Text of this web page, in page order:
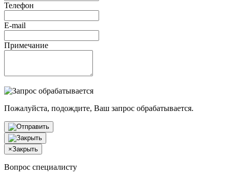
Телефон
E-mail
Примечание
Пожалуйста, подождите, Ваш запрос обрабатывается.
×Закрыть
Вопрос специалисту